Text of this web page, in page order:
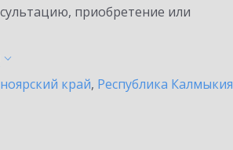
приобретение или
край, Республика Калмыкия